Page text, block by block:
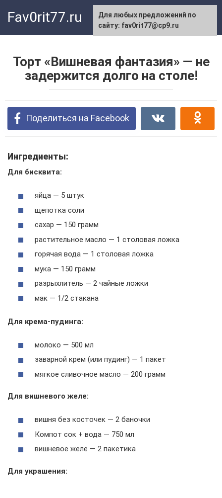
Fav0rit77.ru
Торт «Вишневая фантазия» — не
задержится долго на столе!
Поделиться на Facebook
Ингредиенты:
Для бисквита:
яйца — 5 штук
щепотка соли
сахар — 150 грамм
растительное масло — 1 столовая ложка
горячая вода — 1 столовая ложка
мука — 150 грамм
разрыхлитель — 2 чайные ложки
мак — 1/2 стакана
Для крема-пудинга:
молоко — 500 мл
заварной крем (или пудинг) — 1 пакет
мягкое сливочное масло — 200 грамм
Для вишневого желе:
вишня без косточек — 2 баночки
Компот сок + вода — 750 мл
вишневое желе — 2 пакетика
Для украшения:
Для любых предложений по
сайту: fav0rit77@cp9.ru